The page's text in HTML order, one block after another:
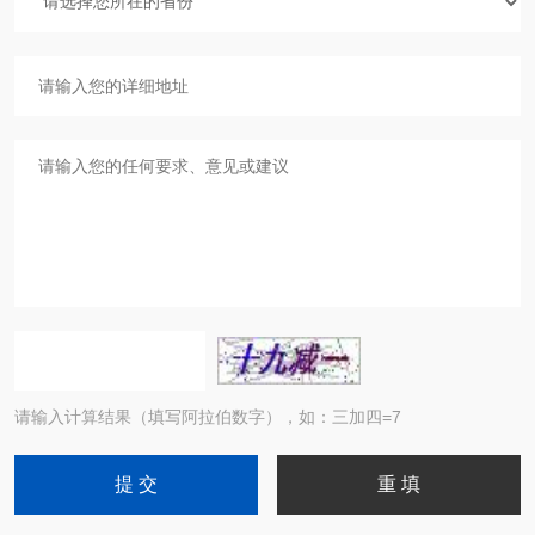
请输入计算结果（填写阿拉伯数字），如：三加四=7